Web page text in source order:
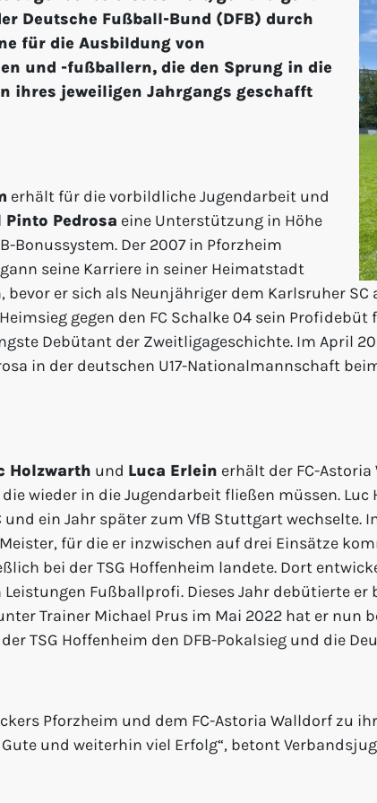
Deutsche Fußball-Bund (DFB) durch
für die Ausbildung von
und -fußballern, die den Sprung in die
ihres jeweiligen Jahrgangs geschafft
erhält für die vorbildliche Jugendarbeit und
Pinto Pedrosa eine Unterstützung in Höhe
Bonussystem. Der 2007 in Pforzheim
seine Karriere in seiner Heimatstadt
bevor er sich als Neunjähriger dem Karlsruher
gegen den FC Schalke 04 sein Profidebüt
Debütant der Zweitligageschichte. Im April
in der deutschen U17-Nationalmannschaft
Holzwarth und Luca Erlein erhält der FC-
wieder in die Jugendarbeit fließen müssen.
und ein Jahr später zum VfB Stuttgart
für die er inzwischen auf drei Einsätze
bei der TSG Hoffenheim landete. Dort
Fußballprofi. Dieses Jahr debütierte er
Trainer Michael Prus im Mai 2022 hat er nun
TSG Hoffenheim den DFB-Pokalsieg und die
Pforzheim und dem FC-Astoria Walldorf zu
und weiterhin viel Erfolg“, betont